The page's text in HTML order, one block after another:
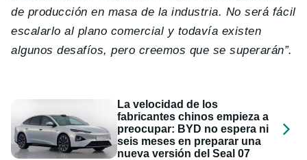
de producción en masa de la industria. No será fácil
escalarlo al plano comercial y todavía existen
algunos desafíos, pero creemos que se superarán”.
La velocidad de los
fabricantes chinos empieza a
preocupar: BYD no espera ni
seis meses en preparar una
nueva versión del Seal 07